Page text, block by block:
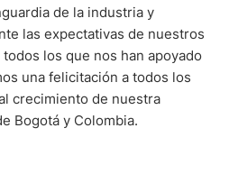
de la industria y
las expectativas de nuestros
los que nos han apoyado
una felicitación a todos los
crecimiento de nuestra
Bogotá y Colombia.